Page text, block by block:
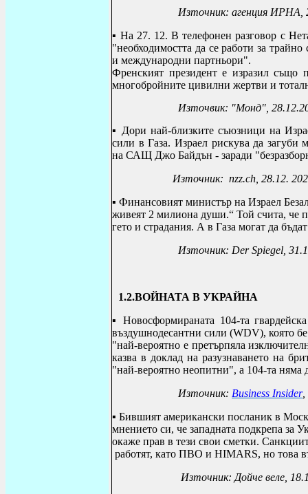
Източник: агенция ИРНА,
▪ На 27. 12. Втелефонен разговор с
"необходимостта да се работи за
и международни партньори".
Френският президент е изразил също
многобройните цивилни жертви и
Източвик: "Монд",
▪ Дори най-близките съюзници на
сили в Газа. Израел рискува да загуби
на САЩ Джо Байдън - заради
Източник: nzz.ch, 28.12.
▪ Финансовият министър на Израел
живеят 2 милиона души.“ Той счита, че
гето и страдания. А в Газа могат да
Източник: Der Spiegel ,
1.2.ВОЙНАТА В УКРАЙНА
▪Новосформираната 104-та
въздушнодесантни сили (WDV), която
"най-вероятно е претърпяла
казва в доклад на разузнаването на
"най-вероятно неопитни", а 104-та няма
Източник: Business Insider,
▪ Бившият американски посланик в
мнението си, че западната подкрепа за
окаже прав в тези свои сметки.
работят, като ПВО и HIMARS, но това
Източник: Дойче веле,